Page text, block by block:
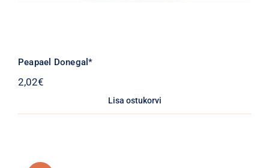
Peapael Donegal*
2,02€
Lisa ostukorvi